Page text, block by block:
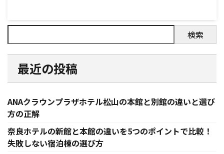
検索
最近の投稿
ANAクラウンプラザホテル松山の本館と別館の違いと選び
方の正解
奈良ホテルの新館と本館の違いを5つのポイントで比較！
失敗しない宿泊棟の選び方